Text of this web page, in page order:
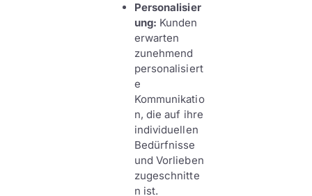
Personalisier
ung: Kunden
erwarten
zunehmend
personalisiert
e
Kommunikatio
n, die auf ihre
individuellen
Bedürfnisse
und Vorlieben
zugeschnitte
n ist.